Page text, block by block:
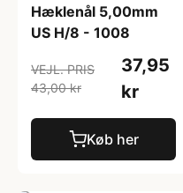
Hæklenål 5,00mm
US H/8 - 1008
VEJL. PRIS
43,00 kr
37,95
kr
Køb her